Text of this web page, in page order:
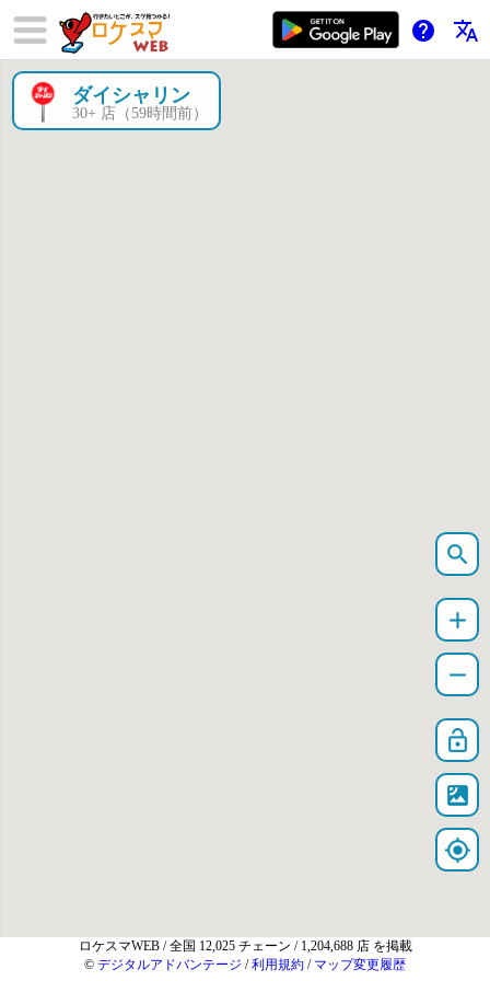
help translate
ダイシャリン
30+ 店（59時間前）
search
add
remove
lock_open
satellite
my_location
ロケスマWEB / 全国 12,025 チェーン / 1,204,688 店 を掲載
© デジタルアドバンテージ /利用規約 / マップ変更履歴